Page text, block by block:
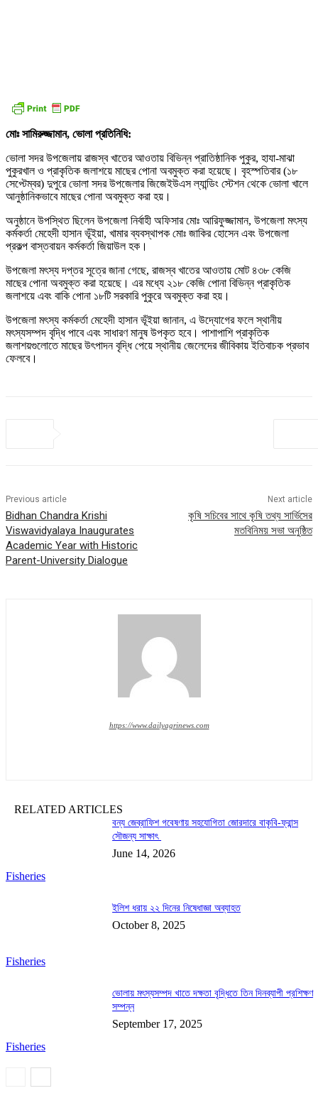
মোঃ সামিরুজ্জামান, ভোলা প্রতিনিধি:
ভোলা সদর উপজেলায় রাজস্ব খাতের আওতায় বিভিন্ন প্রাতিষ্ঠানিক পুকুর, হাযা-মাঝা
পুকুরখাল ও প্রাকৃতিক জলাশয়ে মাছের পোনা অবমুক্ত করা হয়েছে। বৃহস্পতিবার (১৮
সেপ্টেম্বর) দুপুরে ভোলা সদর উপজেলার জিজেইউএস ল্যান্ডিং স্টেশন থেকে ভোলা খালে
আনুষ্ঠানিকভাবে মাছের পোনা অবমুক্ত করা হয়।
অনুষ্ঠানে উপস্থিত ছিলেন উপজেলা নির্বাহী অফিসার মোঃ আরিফুজ্জামান, উপজেলা মৎস্য
কর্মকর্তা মেহেদী হাসান ভূঁইয়া, খামার ব্যবস্থাপক মোঃ জাকির হোসেন এবং উপজেলা
প্রকল্প বাস্তবায়ন কর্মকর্তা জিয়াউল হক।
উপজেলা মৎস্য দপ্তর সূত্রে জানা গেছে, রাজস্ব খাতের আওতায় মোট ৪৩৮ কেজি
মাছের পোনা অবমুক্ত করা হয়েছে। এর মধ্যে ২১৮ কেজি পোনা বিভিন্ন প্রাকৃতিক
জলাশয়ে এবং বাকি পোনা ১৮টি সরকারি পুকুরে অবমুক্ত করা হয়।
উপজেলা মৎস্য কর্মকর্তা মেহেদী হাসান ভূঁইয়া জানান, এ উদ্যোগের ফলে স্থানীয়
মৎস্যসম্পদ বৃদ্ধি পাবে এবং সাধারণ মানুষ উপকৃত হবে। পাশাপাশি প্রাকৃতিক
জলাশয়গুলোতে মাছের উৎপাদন বৃদ্ধি পেয়ে স্থানীয় জেলেদের জীবিকায় ইতিবাচক প্রভাব
ফেলবে।
Previous article
Bidhan Chandra Krishi
Viswavidyalaya Inaugurates
Academic Year with Historic
Parent-University Dialogue
Next article
কৃষি সচিবের সাথে কৃষি তথ্য সার্ভিসের
মতবিনিময় সভা অনুষ্ঠিত
https://www.dailyagrinews.com
RELATED ARTICLES
Fisheries
বন্য জেব্রাফিশ গবেষণায় সহযোগিতা জোরদারে বাকৃবি-ফ্রান্স
সৌজন্য সাক্ষাৎ
June 14, 2026
Fisheries
ইলিশ ধরায় ২২ দিনের নিষেধাজ্ঞা অব্যাহত
October 8, 2025
Fisheries
ভোলায় মৎস্যসম্পদ খাতে দক্ষতা বৃদ্ধিতে তিন দিনব্যাপী প্রশিক্ষণ
সম্পন্ন
September 17, 2025